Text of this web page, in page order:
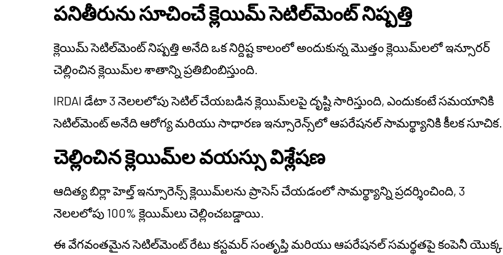
పనితీరును సూచించే క్లెయిమ్ సెటిల్‌మెంట్ నిష్పత్తి
క్లెయిమ్ సెటిల్‌మెంట్ నిష్పత్తి అనేది ఒక నిర్దిష్ట కాలంలో అందుకున్న మొత్తం క్లెయిమ్‌లలో ఇన్సూరర్
చెల్లించిన క్లెయిమ్‌ల శాతాన్ని ప్రతిబింబిస్తుంది.
IRDAI డేటా 3 నెలలలోపు సెటిల్ చేయబడిన క్లెయిమ్‌లపై దృష్టి సారిస్తుంది, ఎందుకంటే సమయానికి
సెటిల్‌మెంట్ అనేది ఆరోగ్య మరియు సాధారణ ఇన్సూరెన్స్‌లో ఆపరేషనల్ సామర్థ్యానికి కీలక సూచిక.
చెల్లించిన క్లెయిమ్‌ల వయస్సు విశ్లేషణ
ఆదిత్య బిర్లా హెల్త్ ఇన్సూరెన్స్ క్లెయిమ్‌లను ప్రాసెస్ చేయడంలో సామర్థ్యాన్ని ప్రదర్శించింది, 3
నెలలలోపు 100% క్లెయిమ్‌లు చెల్లించబడ్డాయి.
ఈ వేగవంతమైన సెటిల్‌మెంట్ రేటు కస్టమర్ సంతృప్తి మరియు ఆపరేషనల్ సమర్థతపై కంపెనీ యొక్క